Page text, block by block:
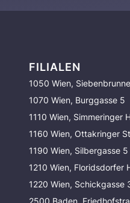
FILIALEN
1050 Wien,
1070 Wien, Burggasse 5
1110 Wien, Simmeringer
1160 Wien, Ottakringer
1190 Wien, Silbergasse 5
1210 Wien, Floridsdorfer
1220 Wien, Schickgasse
2500 Baden,